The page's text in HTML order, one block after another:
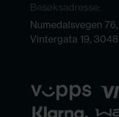
Besøksadresse:
Numedalsvegen
Vintergata 19,